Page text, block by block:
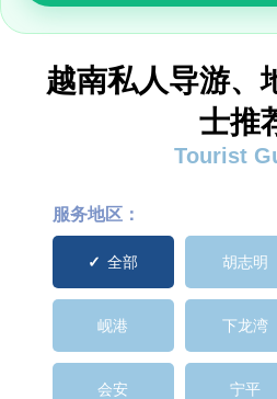
越南私人导游、
士推
Tourist
服务地区：
全部 胡志明
岘港 下龙湾
会安 宁平